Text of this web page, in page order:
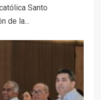
Santo
de la...